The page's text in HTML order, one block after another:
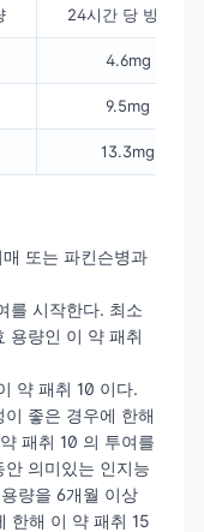
24시간 당 방출량
4.6mg
9.5mg
13.3mg
또는 파킨슨병과
를 시작한다. 최소
용량인 이 약 패취
약 패취 10 이다.
좋은 경우에 한해
패취 10 의 투여를
의미있는 인지능
량을 6개월 이상
한해 이 약 패취 15